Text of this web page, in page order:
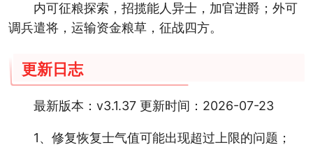
内可征粮探索，招揽能人异士，加官进爵；外可
调兵遣将，运输资金粮草，征战四方。
更新日志
最新版本：v3.1.37 更新时间：2026-07-23
1、修复恢复士气值可能出现超过上限的问题；